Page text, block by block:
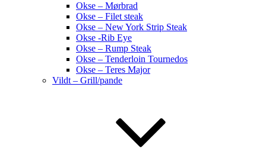
Okse – Mørbrad
Okse – Filet steak
Okse – New York Strip Steak
Okse -Rib Eye
Okse – Rump Steak
Okse – Tenderloin Tournedos
Okse – Teres Major
Vildt – Grill/pande